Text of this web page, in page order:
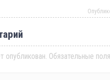
опубликован. Обязательные